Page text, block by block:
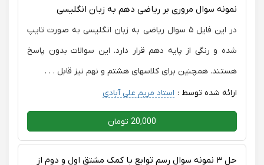
نمونه سوال مروری بر ریاضی دهم به زبان انگلیسی
در این فایل ۵ سوال ریاضی به زبان انگلیسی به صورت تایپ
شده و رنگی از پایه دهم قرار دارد. این سوالات بدون پاسخ
هستند. همچنین برای کلاسهای هشتم و نهم نیز قابل . . .
ارائه شده توسط : استاد مریم علی آبادی
20,000 تومان
حل ۳ نمونه سوال رسم توابع با کمک مشتق اول و دوم از